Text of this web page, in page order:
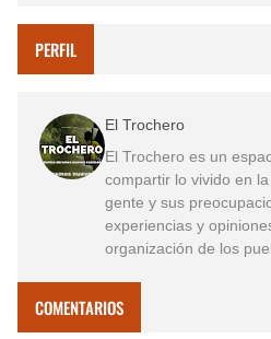
PERFIL
El Trochero
El Trochero es un
compartir lo vivido en
gente y sus
experiencias y
organización de los
COMENTARIOS